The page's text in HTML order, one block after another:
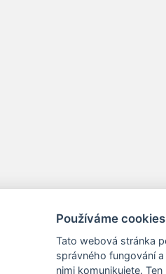
Používáme
Tato webová stránka
správného fungování
nimi komunikujete.